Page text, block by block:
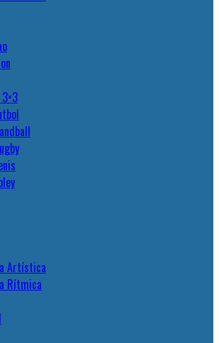
Artística
Rítmica